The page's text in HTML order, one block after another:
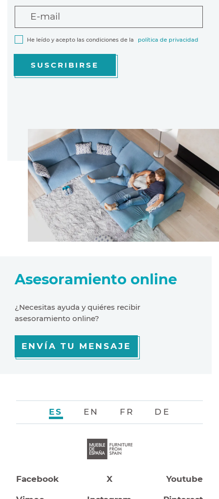
E-mail
He leído y acepto las condiciones de la política de privacidad
SUSCRIBIRSE
Asesoramiento online
¿Necesitas ayuda y quiéres recibir
asesoramiento online?
ENVÍA TU MENSAJE
Facebook X Youtube
ES EN FR DE